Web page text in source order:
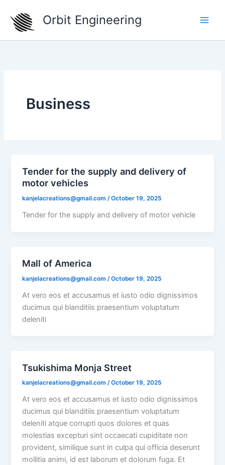
content
Orbit Engineering
Business
Tender for the supply and delivery of
motor vehicles
kanjelacreations@gmail.com/October 19, 2025
Tender for the supply and delivery of motor vehicle
Mall of America
kanjelacreations@gmail.com /October 19, 2025
At vero eos et accusamus et iusto odio dignissimos
ducimus qui blanditiis praesentium voluptatum
deleniti
Tsukishima Monja Street
kanjelacreations@gmail.com/October 19, 2025
At vero eos et accusamus et iusto odio dignissimos
ducimus qui blanditiis praesentium voluptatum
deleniti atque corrupti quos dolores et quas
molestias excepturi sint occaecati cupiditate non
provident, similique sunt in culpa qui officia deserunt
mollitia animi, id est laborum et dolorum fuga. Et